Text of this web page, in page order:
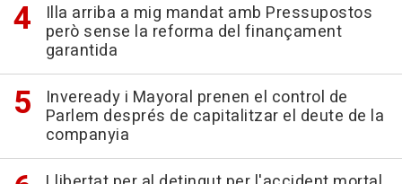
Illa arriba a mig mandat amb Pressupostos
però sense la reforma del finançament
garantida
Inveready i Mayoral prenen el control de
Parlem després de capitalitzar el deute de la
companyia